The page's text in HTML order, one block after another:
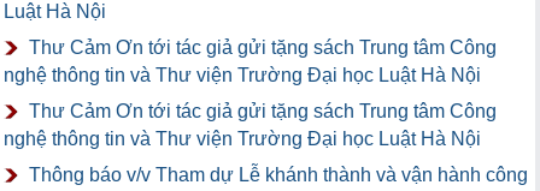
Luật Hà Nội
Thư Cảm Ơn tới tác giả gửi tặng sách Trung tâm Công
nghệ thông tin và Thư viện Trường Đại học Luật Hà Nội
Thư Cảm Ơn tới tác giả gửi tặng sách Trung tâm Công
nghệ thông tin và Thư viện Trường Đại học Luật Hà Nội
Thông báo v/v Tham dự Lễ khánh thành và vận hành công